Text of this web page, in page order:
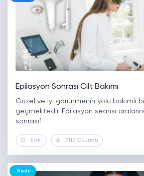
Epilasyon Sonrası Cilt Bakımı
Güzel ve iyi görünmenin yolu bakımlı
geçmektedir. Epilasyon seansı
sonrası1
3 dk. 7117 Okundu
Nedir